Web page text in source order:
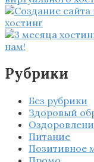
Рубрики
Без рубрики
Здоровый
Питание
Позитивное